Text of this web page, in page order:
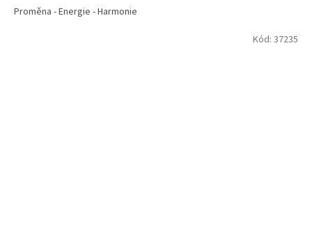
Proměna - Energie - Harmonie
Kód: 37235